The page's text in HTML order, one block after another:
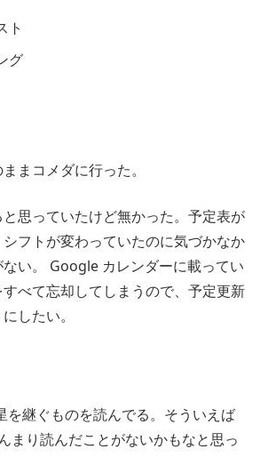
ト
グ
まコメダに行った。
思っていたけど無かった。予定表が
フトが変わっていたのに気づかなか
い。 Google カレンダーに載ってい
べて忘却してしまうので、予定更新
したい。
を継ぐものを読んでる。そういえば
まり読んだことがないかもなと思っ